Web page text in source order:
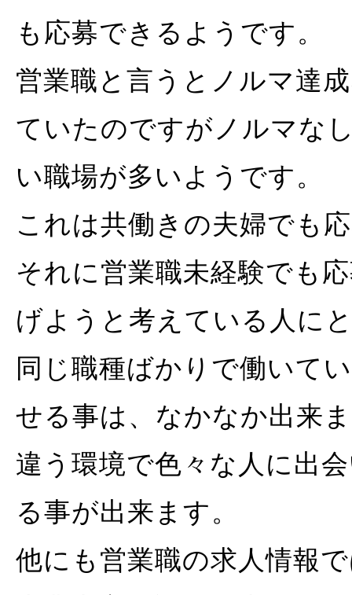
も応募できるようです。
営業職と言うとノルマ達
ていたのですがノルマな
い職場が多いようです。
これは共働きの夫婦でも
それに営業職未経験でも
げようと考えている人に
同じ職種ばかりで働いて
せる事は、なかなか出来
違う環境で色々な人に出
る事が出来ます。
他にも営業職の求人情報